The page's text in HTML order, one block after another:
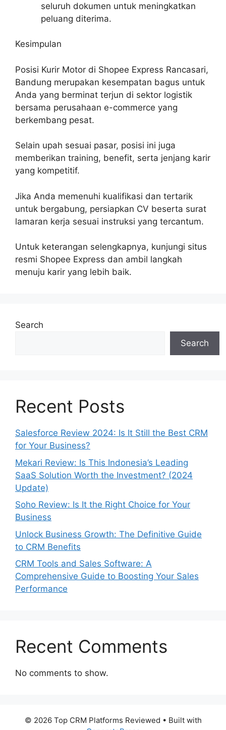
seluruh dokumen untuk meningkatkan
peluang diterima.
Kesimpulan
Posisi Kurir Motor di Shopee Express Rancasari,
Bandung merupakan kesempatan bagus untuk
Anda yang berminat terjun di sektor logistik
bersama perusahaan e-commerce yang
berkembang pesat.
Selain upah sesuai pasar, posisi ini juga
memberikan training, benefit, serta jenjang karir
yang kompetitif.
Jika Anda memenuhi kualifikasi dan tertarik
untuk bergabung, persiapkan CV beserta surat
lamaran kerja sesuai instruksi yang tercantum.
Untuk keterangan selengkapnya, kunjungi situs
resmi Shopee Express dan ambil langkah
menuju karir yang lebih baik.
Search
Search
Recent Posts
Salesforce Review 2024: Is It Still the Best CRM
for Your Business?
Mekari Review: Is This Indonesia’s Leading
SaaS Solution Worth the Investment? (2024
Update)
Soho Review: Is It the Right Choice for Your
Business
Unlock Business Growth: The Definitive Guide
to CRM Benefits
CRM Tools and Sales Software: A
Comprehensive Guide to Boosting Your Sales
Performance
Recent Comments
No comments to show.
© 2026 Top CRM Platforms Reviewed • Built with